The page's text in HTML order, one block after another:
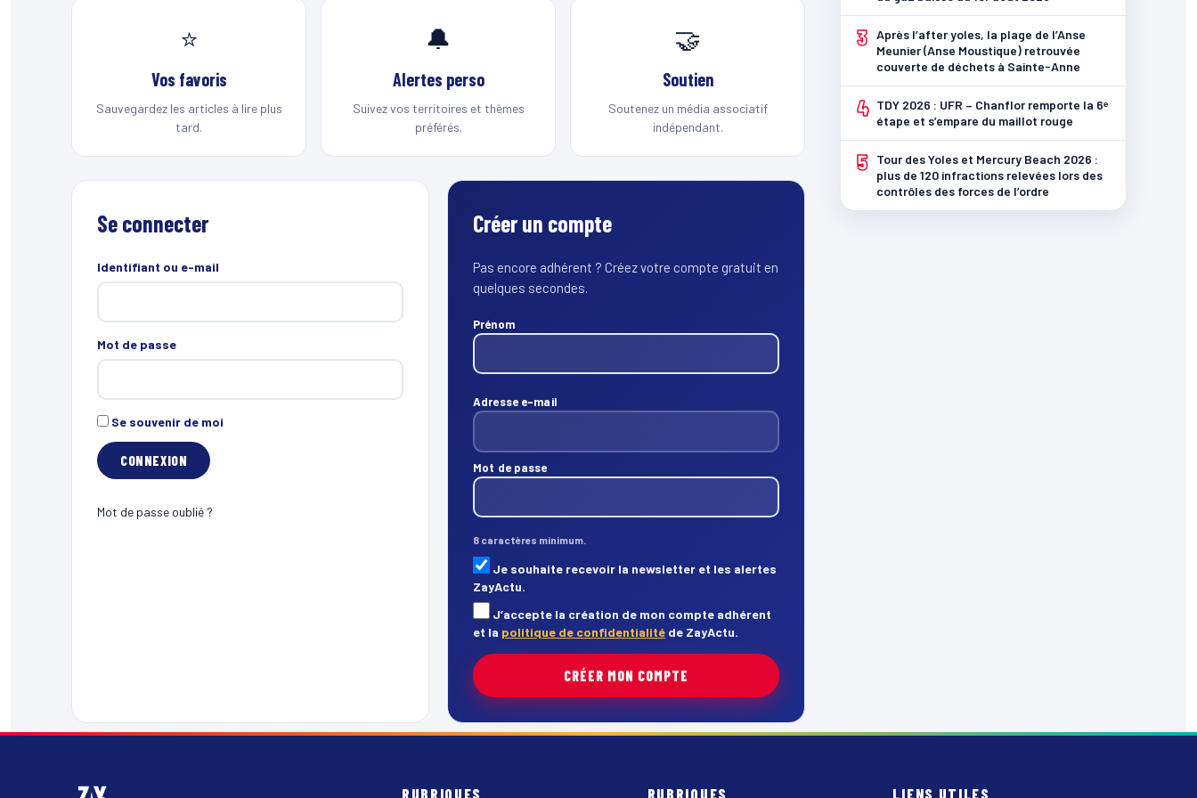
⭐
Vos favoris
Sauvegardez les articles à lire plus
tard.
🔔
Alertes perso
Suivez vos territoires et thèmes
préférés.
🤝
Soutien
Soutenez un média associatif
indépendant.
Se connecter
Identifiant ou e-mail
Mot de passe
Se souvenir de moi
Mot de passe oublié ?
Créer un compte
Pas encore adhérent ? Créez votre compte gratuit en
quelques secondes.
Prénom
Adresse e-mail
Mot de passe
8 caractères minimum.
Je souhaite recevoir la newsletter et les alertes
ZayActu.
J’accepte la création de mon compte adhérent
et la politique de confidentialité de ZayActu.
CRÉER MON COMPTE
3 Après l’after yoles, la plage de l’Anse
Meunier (Anse Moustique) retrouvée
couverte de déchets à Sainte-Anne
4 TDY 2026 : UFR – Chanflor remporte la 6ᵉ
étape et s’empare du maillot rouge
5
Tour des Yoles et Mercury Beach 2026 :
plus de 120 infractions relevées lors des
contrôles des forces de l’ordre
RUBRIQUES RUBRIQUES LIENS UTILES